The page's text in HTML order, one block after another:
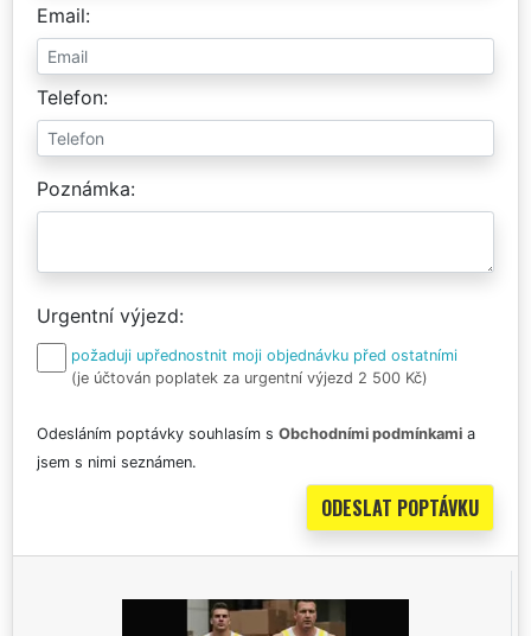
Email
Telefon
Poznámka
Urgentní výjezd
požaduji upřednostnit moji objednávku před ostatními
(je účtován poplatek za urgentní výjezd 2 500 Kč)
Odesláním poptávky souhlasím s Obchodními podmínkami a
jsem s nimi seznámen.